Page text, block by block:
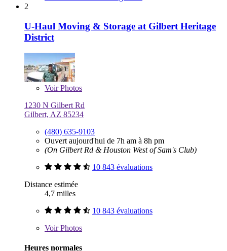
2
U-Haul Moving & Storage at Gilbert Heritage
District
VoirPhotos
1230 N Gilbert Rd
Gilbert, AZ 85234
(480) 635-9103
Ouvert aujourd'hui de 7h am à 8h pm
(On Gilbert Rd & Houston West of Sam's Club)
10 843 évaluations
Distance estimée
4,7 milles
10 843 évaluations
VoirPhotos
Heures normales